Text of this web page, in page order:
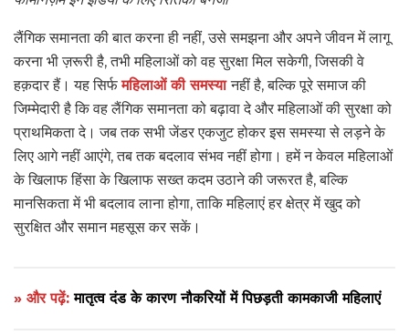
लैंगिक समानता की बात करना ही नहीं, उसे समझना और अपने जीवन में लागू
करना भी ज़रूरी है, तभी महिलाओं को वह सुरक्षा मिल सकेगी, जिसकी वे
हक़दार हैं। यह सिर्फमहिलाओं की समस्यानहीं है, बल्कि पूरे समाज की
जिम्मेदारी है कि वह लैंगिक समानता को बढ़ावा दे और महिलाओं की सुरक्षा को
प्राथमिकता दे। जब तक सभी जेंडर एकजुट होकर इस समस्या से लड़ने के
लिए आगे नहीं आएंगे, तब तक बदलाव संभव नहीं होगा। हमें न केवल महिलाओं
के खिलाफ हिंसा के खिलाफ सख्त कदम उठाने की जरूरत है, बल्कि
मानसिकता में भी बदलाव लाना होगा, ताकि महिलाएं हर क्षेत्र में खुद को
सुरक्षित और समान महसूस कर सकें।
» और पढ़ें:मातृत्व दंड के कारण नौकरियों में पिछड़ती कामकाजी महिलाएं